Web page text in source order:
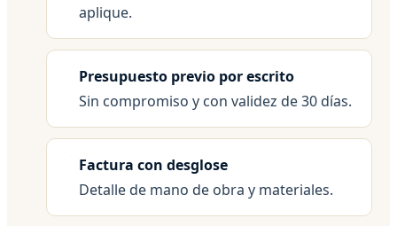
aplique.
Presupuesto previo por escrito
Sin compromiso y con validez de 30 días.
Factura con desglose
Detalle de mano de obra y materiales.